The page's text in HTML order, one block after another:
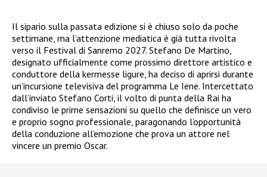
Il sipario sulla passata edizione si è chiuso solo da poche
settimane, ma l’attenzione mediatica è già tutta rivolta
verso il Festival di Sanremo 2027. Stefano De Martino,
designato ufficialmente come prossimo direttore artistico e
conduttore della kermesse ligure, ha deciso di aprirsi durante
un’incursione televisiva del programma Le Iene. Intercettato
dall’inviato Stefano Corti, il volto di punta della Rai ha
condiviso le prime sensazioni su quello che definisce un vero
e proprio sogno professionale, paragonando l’opportunità
della conduzione all’emozione che prova un attore nel
vincere un premio Oscar.